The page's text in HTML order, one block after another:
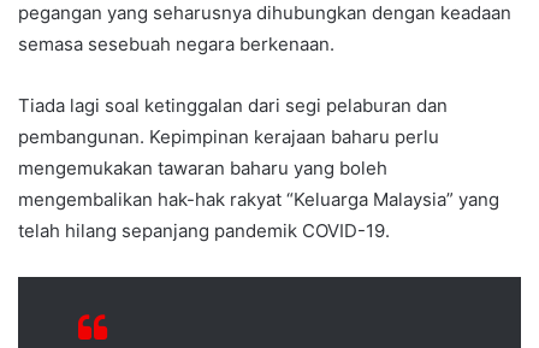
pegangan yang seharusnya dihubungkan dengan keadaan
semasa sesebuah negara berkenaan.
Tiada lagi soal ketinggalan dari segi pelaburan dan
pembangunan. Kepimpinan kerajaan baharu perlu
mengemukakan tawaran baharu yang boleh
mengembalikan hak-hak rakyat “Keluarga Malaysia” yang
telah hilang sepanjang pandemik COVID-19.